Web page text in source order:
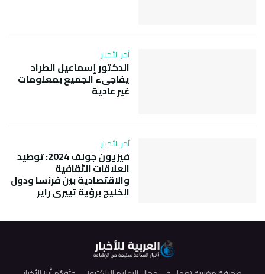
آخر الأخبار
الدكتور إسماعيل الطراد
يفاجىء الجميع بمعلومات
غير عادية
آخر الأخبار
فيزيون جولف 2024: توطيد
العلاقات الثقافية
والاقتصادية بين فرنسا ودول
الخليج برؤية تييري راير